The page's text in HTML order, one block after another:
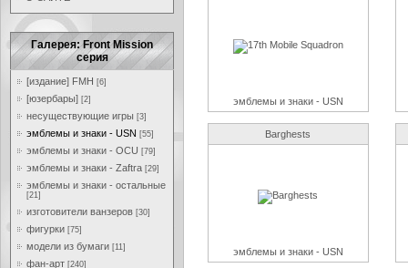
Галерея: Front Mission
серия
[издание] FMH [6]
[юзербары] [2]
несуществующие игры [3]
эмблемы и знаки - USN [55]
эмблемы и знаки - OCU [79]
эмблемы и знаки - Zaftra [29]
эмблемы и знаки - остальные
[21]
изготовители ванзеров [30]
фигурки [75]
модели из бумаги [11]
фан-арт [240]
эмблемы и знаки - USN
Barghests
эмблемы и знаки - USN